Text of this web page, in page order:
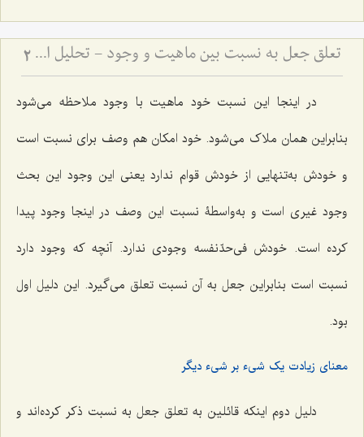
تعلق جعل به نسبت بین ماهیت و وجود - تحلیل ادله قائلین به جعل نسبت و نقد مبانی فلسفی آن 2
در اینجا این نسبت خود ماهیت با وجود ملاحظه می‌شود
بنابراین همان ملاک می‌شود. خود امکان هم وصف برای نسبت است
و خودش به‌تنهایی از خودش قوام ندارد یعنی این وجود این بحث
وجود غیری است و به‌واسطۀ نسبت این وصف در اینجا وجود پیدا
کرده است. خودش فی‌حدّنفسه وجودی ندارد. آنچه که وجود دارد
نسبت است بنابراین جعل به آن نسبت تعلق می‌گیرد. این دلیل اول
بود.
معنای زیادت یک شیء بر شیء دیگر
دلیل دوم اینکه قائلین به تعلق جعل به نسبت ذکر کرده‌اند و